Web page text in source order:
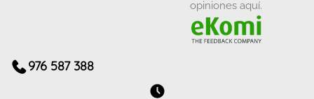
opiniones aquí.
976 587 388